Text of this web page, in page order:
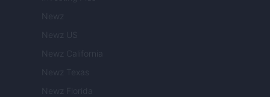
Newz
Newz US
Newz California
Newz Texas
Newz Florida